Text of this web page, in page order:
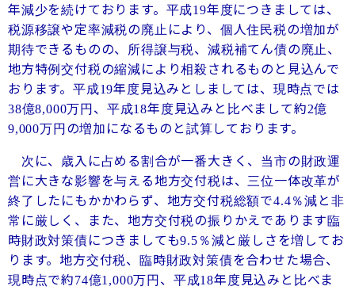
年減少を続けております。平成19年度につきましては、
税源移譲や定率減税の廃止により、個人住民税の増加が
期待できるものの、所得譲与税、減税補てん債の廃止、
地方特例交付税の縮減により相殺されるものと見込んで
おります。平成19年度見込みとしましては、現時点では
38億8,000万円、平成18年度見込みと比べまして約2億
9,000万円の増加になるものと試算しております。
次に、歳入に占める割合が一番大きく、当市の財政運
営に大きな影響を与える地方交付税は、三位一体改革が
終了したにもかかわらず、地方交付税総額で4.4％減と非
常に厳しく、また、地方交付税の振りかえであります臨
時財政対策債につきましても9.5 ％減と厳しさを増してお
ります。地方交付税、臨時財政対策債を合わせた場合、
現時点で約74億1,000万円、平成18年度見込みと比べま